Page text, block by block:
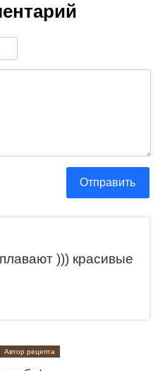
Отправить
))) красивые
Автор рецепта